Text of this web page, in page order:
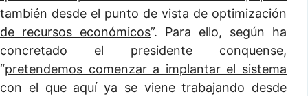
también desde el punto de vista de optimización
de recursos económicos”. Para ello, según ha
concretado el presidente conquense,
“pretendemos comenzar a implantar el sistema
con el que aquí ya se viene trabajando desde